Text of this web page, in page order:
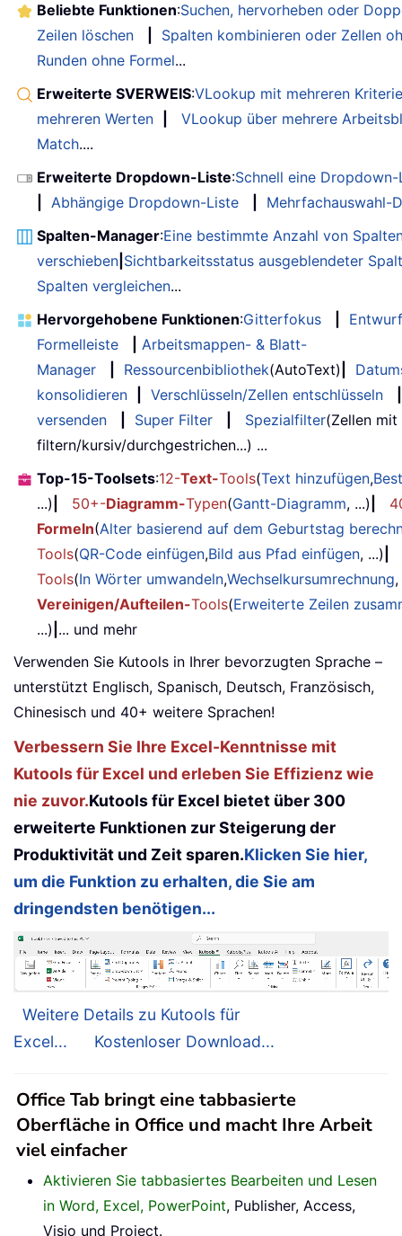
Beliebte Funktionen:Suchen, hervorheben oder
Zeilen löschen
Spalten kombinieren oder Zellen
Runden ohne Formel...
Erweiterte SVERWEIS:VLookup mit mehreren
mehreren Werten
VLookup über mehrere
Match....
Erweiterte Dropdown-Liste:Schnell eine
Abhängige Dropdown-Liste
Mehrfachauswahl-
Spalten-Manager:Eine bestimmte Anzahl von
verschieben Sichtbarkeitsstatus ausgeblendeter
Spalten vergleichen...
Hervorgehobene Funktionen:Gitterfokus
Entwurf
Formelleiste
Arbeitsmappen- & Blatt-
Manager
Ressourcenbibliothek(AutoText)
konsolidieren
Verschlüsseln/Zellen entschlüsseln
versenden
Super Filter Spezialfilter(Zellen
filtern/kursiv/durchgestrichen...) ...
Top-15-Toolsets:12-Text-Tools(Text hinzufügen,
...)
50+-Diagramm-Typen(Gantt-Diagramm, ...)
Formeln(Alter basierend auf dem Geburtstag
Tools(QR-Code einfügen,Bild aus Pfad einfügen, ...)
Tools(In Wörter umwandeln,Wechselkursumrechnung
Vereinigen/Aufteilen-Tools(Erweiterte Zeilen
...) ... und mehr
Verwenden Sie Kutools in Ihrer bevorzugten Sprache –
unterstützt Englisch, Spanisch, Deutsch, Französisch,
Chinesisch und 40+ weitere Sprachen!
Verbessern Sie Ihre Excel-Kenntnisse mit
Kutools für Excel und erleben Sie Effizienz wie
nie zuvor.Kutools für Excel bietet über 300
erweiterte Funktionen zur Steigerung der
Produktivität und Zeit sparen.Klicken Sie hier,
um die Funktion zu erhalten, die Sie am
dringendsten benötigen...
Weitere Details zu Kutools für
Excel...
Kostenloser Download...
Office Tab bringt eine tabbasierte
Oberfläche in Office und macht Ihre Arbeit
viel einfacher
Aktivieren Sie tabbasiertes Bearbeiten und Lesen
in Word, Excel, PowerPoint, Publisher, Access,
Visio und Project.